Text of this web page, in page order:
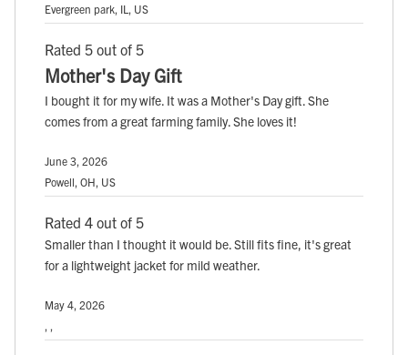
Evergreen park, IL, US
Rated 5 out of 5
Mother's Day Gift
I bought it for my wife. It was a Mother's Day gift. She
comes from a great farming family. She loves it!
June 3, 2026
Powell, OH, US
Rated 4 out of 5
Smaller than I thought it would be. Still fits fine, it's great
for a lightweight jacket for mild weather.
May 4, 2026